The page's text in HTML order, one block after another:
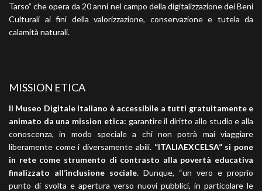
Tarso” che opera da 20 anni nel campo della digitalizzazione dei Beni
Culturali ai fini della valorizzazione, conservazione e tutela da
calamità naturali.
MISSION ETICA
Il Museo Digitale Italiano è accessibile a tutti gratuitamente e
animato da una mission etica: garantire il diritto allo studio e alla
conoscenza, in modo speciale a chi non potrà mai viaggiare
liberamente come i diversamente abili. “ITALIAEXCELSA” si pone
in rete come strumento di contrasto alla povertà educativa
finalizzato all’inclusione sociale. Dunque, “un vero e proprio
punto di svolta e apertura verso nuovi pubblici, in particolare le